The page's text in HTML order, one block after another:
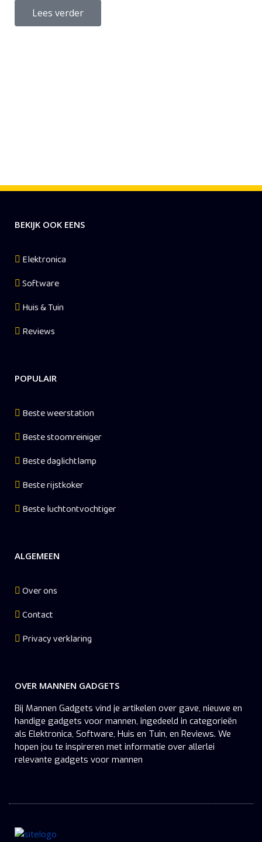
Lees verder
BEKIJK OOK EENS
Elektronica
Software
Huis & Tuin
Reviews
POPULAIR
Beste weerstation
Beste stoomreiniger
Beste daglichtlamp
Beste rijstkoker
Beste luchtontvochtiger
ALGEMEEN
Over ons
Contact
Privacy verklaring
OVER MANNEN GADGETS
Bij Mannen Gadgets vind je artikelen over gave, nieuwe en
handige gadgets voor mannen, ingedeeld in categorieën
als Elektronica, Software, Huis en Tuin, en Reviews. We
hopen jou te inspireren met informatie over allerlei
relevante gadgets voor mannen